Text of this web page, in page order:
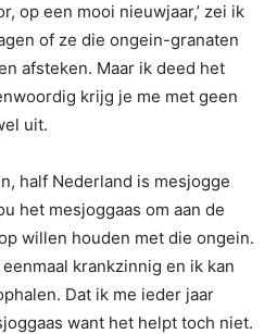
op een mooi nieuwjaar,’ zei ik
of ze die ongein-granaten
afsteken. Maar ik deed het
krijg je me met geen
uit.
half Nederland is mesjogge
het mesjoggaas om aan de
willen houden met die ongein.
krankzinnig en ik kan
Dat ik me ieder jaar
want het helpt toch niet.